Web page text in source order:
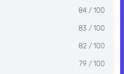
84 / 100
83 / 100
82 / 100
79 / 100